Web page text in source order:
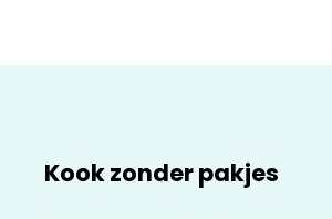
Kook zonder pakjes